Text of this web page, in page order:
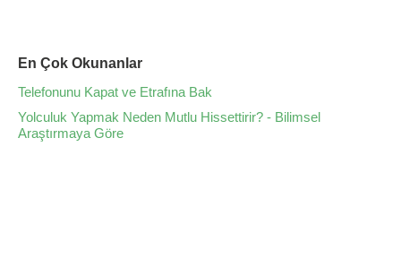
En Çok Okunanlar
Telefonunu Kapat ve Etrafına Bak
Yolculuk Yapmak Neden Mutlu Hissettirir? - Bilimsel
Araştırmaya Göre